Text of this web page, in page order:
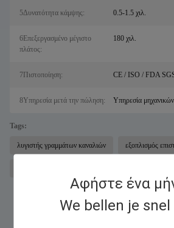
Αφήστε ένα
We bellen je
5Δυνατότητα κάμψης: 0.5-1.5 χιλ.
6Επεξεργασμένο μέγιστο
πλάτος:
180 χιλ.
7Πιστοποίηση: CE / ISO / FDA
8Υπηρεσία μετά την πώληση: Υπηρεσία
Tags:
λυγιστής γραμμάτων καναλιών εξοπλισμός